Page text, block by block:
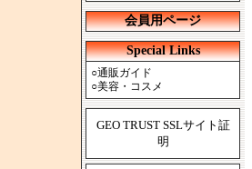
会員用ページ
Special Links
○通販ガイド
○美容・コスメ
GEO TRUST SSLサイト証
明